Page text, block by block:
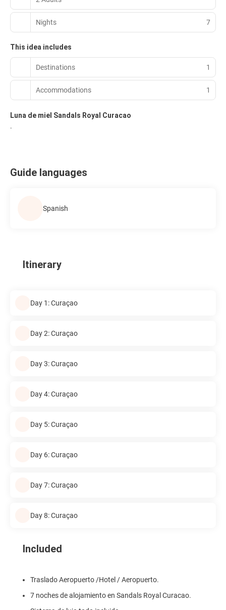
Nights 7
This idea includes
Destinations 1
Accommodations 1
Luna de miel Sandals Royal Curacao
.
Guide languages
Spanish
Itinerary
Day 1: Curaçao
Day 2: Curaçao
Day 3: Curaçao
Day 4: Curaçao
Day 5: Curaçao
Day 6: Curaçao
Day 7: Curaçao
Day 8: Curaçao
Included
Traslado Aeropuerto /Hotel / Aeropuerto.
7 noches de alojamiento en Sandals Royal Curacao.